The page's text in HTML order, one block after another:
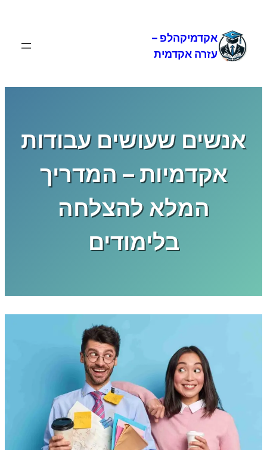
אקדמיקהלפ –
עזרה אקדמית
אנשים שעושים עבודות
אקדמיות – המדריך
המלא להצלחה
בלימודים